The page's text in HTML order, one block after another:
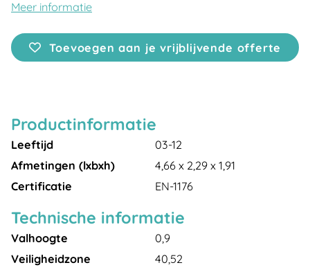
Meer informatie
Toevoegen aan je vrijblijvende offerte
Productinformatie
Leeftijd
03-12
Afmetingen (lxbxh)
4,66 x 2,29 x 1,91
Certificatie
EN-1176
Technische informatie
Valhoogte
0,9
Veiligheidzone
40,52